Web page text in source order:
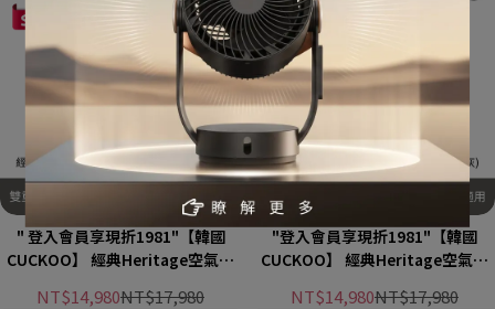
" 登入會員享現折1981"【韓國
CUCKOO】 經典Heritage空氣清
NT$14,980NT$17,980
"登入會員享現折1981"【韓國
CUCKOO】 經典Heritage空氣清
NT$14,980NT$17,980